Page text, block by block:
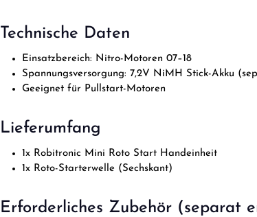
Technische Daten
Einsatzbereich: Nitro-Motoren 07–18
Spannungsversorgung: 7,2V NiMH Stick-Akku
Geeignet für Pullstart-Motoren
Lieferumfang
1x Robitronic Mini Roto Start Handeinheit
1x Roto-Starterwelle (Sechskant)
Erforderliches Zubehör (separat